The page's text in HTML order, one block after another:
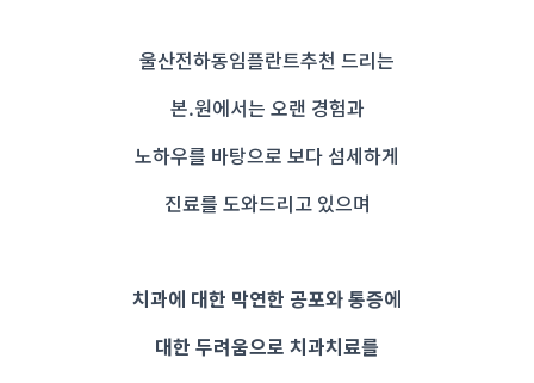
울산전하동임플란트추천 드리는
본.원에서는 오랜 경험과
노하우를 바탕으로 보다 섬세하게
진료를 도와드리고 있으며
치과에 대한 막연한 공포와 통증에
대한 두려움으로 치과치료를